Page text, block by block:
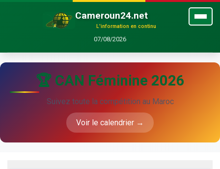
Cameroun24.net
L'information en continu
07/08/2026
🏆 CAN Féminine 2026
Suivez toute la compétition au Maroc
Voir le calendrier →